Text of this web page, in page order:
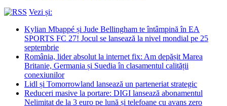
Vezi și:
Kylian Mbappé și Jude Bellingham te întâmpină în EA
SPORTS FC 27! Jocul se lansează la nivel mondial pe 25
septembrie
România, lider absolut la internet fix: Am depășit Marea
Britanie, Germania și Suedia în clasamentul calității
conexiunilor
Lidl și Tomorrowland lansează un parteneriat strategic
Reduceri masive la portare: DIGI lansează abonamentul
Nelimitat de la 3 euro pe lună și telefoane cu avans zero